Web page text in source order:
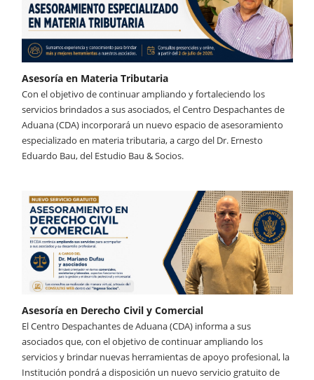
Asesoría en Materia Tributaria
Con el objetivo de continuar ampliando y fortaleciendo los
servicios brindados a sus asociados, el Centro Despachantes de
Aduana (CDA) incorporará un nuevo espacio de asesoramiento
especializado en materia tributaria, a cargo del Dr. Ernesto
Eduardo Bau, del Estudio Bau & Socios.
Asesoría en Derecho Civil y Comercial
El Centro Despachantes de Aduana (CDA) informa a sus
asociados que, con el objetivo de continuar ampliando los
servicios y brindar nuevas herramientas de apoyo profesional, la
Institución pondrá a disposición un nuevo servicio gratuito de